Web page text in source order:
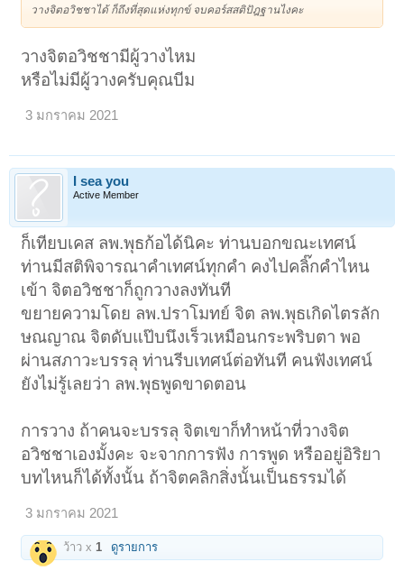
วางจิตอวิชชาได้ ก็ถึงที่สุดแห่งทุกข์ จบคอร์สสติปัฎฐานไงคะ
วางจิตอวิชชามีผู้วางไหม
หรือไม่มีผู้วางครับคุณบีม
3 มกราคม 2021
I sea you
Active Member
ก็เทียบเคส ลพ.พุธก้อได้นิคะ ท่านบอกขณะเทศน์
ท่านมีสติพิจารณาคำเทศน์ทุกคำ คงไปคลิ๊กคำไหน
เข้า จิตอวิชชาก็ถูกวางลงทันที
ขยายความโดย ลพ.ปราโมทย์ จิต ลพ.พุธเกิดไตรลัก
ษณญาณ จิตดับแป๊บนึงเร็วเหมือนกระพริบตา พอ
ผ่านสภาวะบรรลุ ท่านรีบเทศน์ต่อทันที คนฟังเทศน์
ยังไม่รู้เลยว่า ลพ.พุธพูดขาดตอน
การวาง ถ้าคนจะบรรลุ จิตเขาก็ทำหน้าที่วางจิต
อวิชชาเองมั้งคะ จะจากการฟัง การพูด หรืออยู่อิริยา
บทไหนก็ได้ทั้งนั้น ถ้าจิตคลิกสิ่งนั้นเป็นธรรมได้
3 มกราคม 2021
ว้าว x 1 ดูรายการ